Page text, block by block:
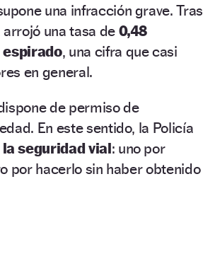
una infracción grave. Tras
arrojó una tasa de 0,48
, una cifra que casi
en general.
de permiso de
En este sentido, la Policía
seguridad vial: uno por
por hacerlo sin haber obtenido